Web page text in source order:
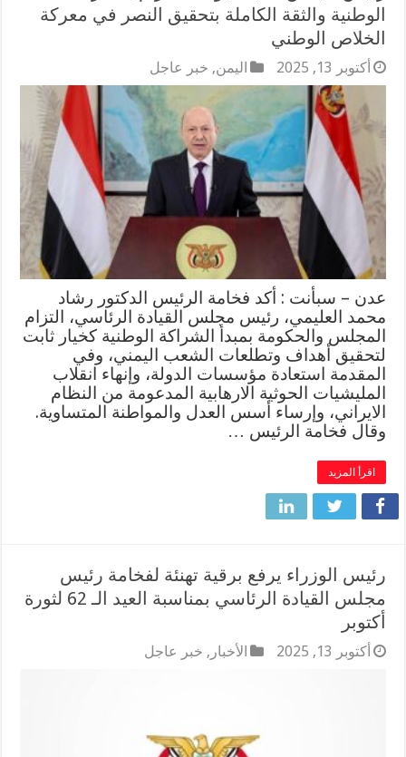
الوطنية والثقة الكاملة بتحقيق النصر في معركة
الخلاص الوطني
أكتوبر 13, 2025 اليمن, خبر عاجل
عدن – سبأنت : أكد فخامة الرئيس الدكتور رشاد
محمد العليمي، رئيس مجلس القيادة الرئاسي، التزام
المجلس والحكومة بمبدأ الشراكة الوطنية كخيار ثابت
لتحقيق أهداف وتطلعات الشعب اليمني، وفي
المقدمة استعادة مؤسسات الدولة، وإنهاء انقلاب
المليشيات الحوثية الارهابية المدعومة من النظام
الايراني، وإرساء أسس العدل والمواطنة المتساوية.
وقال فخامة الرئيس …
اقرأ المزيد
رئيس الوزراء يرفع برقية تهنئة لفخامة رئيس
مجلس القيادة الرئاسي بمناسبة العيد الـ 62 لثورة
أكتوبر
أكتوبر 13, 2025 الأخبار , خبر عاجل